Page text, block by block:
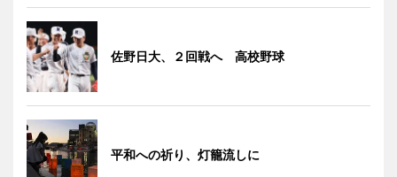
佐野日大、２回戦へ 高校野球
平和への祈り、灯籠流しに